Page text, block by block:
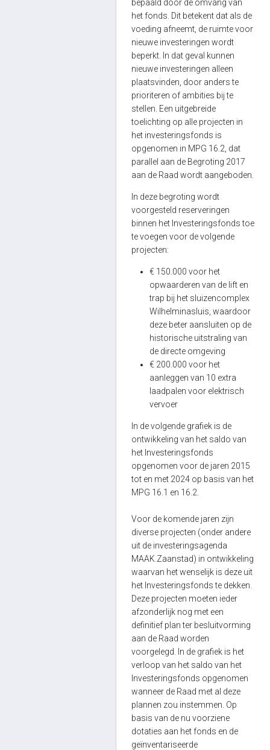
bepaald door de omvang van
het fonds. Dit betekent dat als de
voeding afneemt, de ruimte voor
nieuwe investeringen wordt
beperkt. In dat geval kunnen
nieuwe investeringen alleen
plaatsvinden, door anders te
prioriteren of ambities bij te
stellen. Een uitgebreide
toelichting op alle projecten in
het investeringsfonds is
opgenomen in MPG 16.2, dat
parallel aan de Begroting 2017
aan de Raad wordt aangeboden.
In deze begroting wordt
voorgesteld reserveringen
binnen het Investeringsfonds toe
te voegen voor de volgende
projecten:
€ 150.000 voor het
opwaarderen van de lift en
trap bij het sluizencomplex
Wilhelminasluis, waardoor
deze beter aansluiten op de
historische uitstraling van
de directe omgeving
€ 200.000 voor het
aanleggen van 10 extra
laadpalen voor elektrisch
vervoer
In de volgende grafiek is de
ontwikkeling van het saldo van
het Investeringsfonds
opgenomen voor de jaren 2015
tot en met 2024 op basis van het
MPG 16.1 en 16.2.
Voor de komende jaren zijn
diverse projecten (onder andere
uit de investeringsagenda
MAAK.Zaanstad) in ontwikkeling
waarvan het wenselijk is deze uit
het Investeringsfonds te dekken.
Deze projecten moeten ieder
afzonderlijk nog met een
definitief plan ter besluitvorming
aan de Raad worden
voorgelegd. In de grafiek is het
verloop van het saldo van het
Investeringsfonds opgenomen
wanneer de Raad met al deze
plannen zou instemmen. Op
basis van de nu voorziene
dotaties aan het fonds en de
geïnventariseerde